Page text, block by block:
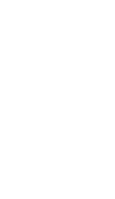
niet mogelijk)
mogelijk)